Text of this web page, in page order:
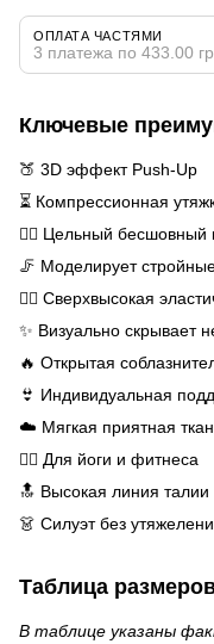
ОПЛАТА ЧАСТЯМИ
3 платежа по 433.00
Ключевые
🍑 3D эффект Push-Up
⏳ Компрессионная
🧘‍♀️ Цельный бесшовный
🦵 Моделирует
🤸‍♀️ Сверхвысокая
✨ Визуально скрывает
🔥 Открытая
👙 Индивидуальная
☁️ Мягкая приятная
🏋️‍♀️ Для йоги и фитнеса
🔝 Высокая линия талии
👗 Силуэт без
Таблица
В таблице указаны